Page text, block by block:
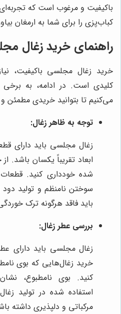
باکیفیت و مرغوب است که
کباب‌پزی را برای شما به ارمغان
راهنمای خرید زغال
خرید زغال مجلسی باکیفیت،
کلیدی است. در ادامه، به برخی
می‌کنیم تا بتوانید خریدی
توجه به ظاهر زغال:
زغال مجلسی باید دارای
ابعاد تقریباً یکسان باشد.
شده خودداری کنید.
سوختن نامنظم و تولید
باید فاقد هرگونه ترک
بررسی عطر زغال:
زغال مجلسی باید دارای
خرید زغال‌هایی که بوی
کنید. بوی نامطبوع،
استفاده شده در تولید
مرکباتی و دلپذیری داشته